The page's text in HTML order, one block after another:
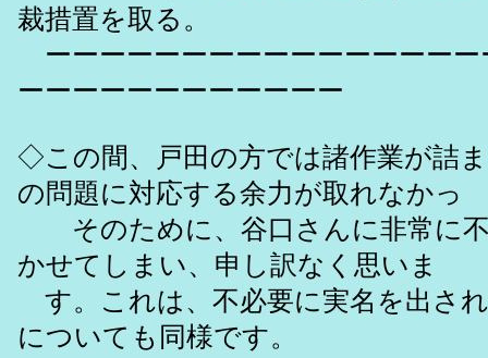
裁措置を取る。
ーーーーーーーーーーーーーーーー
ーーーーーーーーーーーー
◇この間、戸田の方では諸作業が詰
の問題に対応する余力が取れなか
そのために、谷口さんに非常に不
かせてしまい、申し訳なく思いま
す。これは、不必要に実名を出さ
についても同様です。